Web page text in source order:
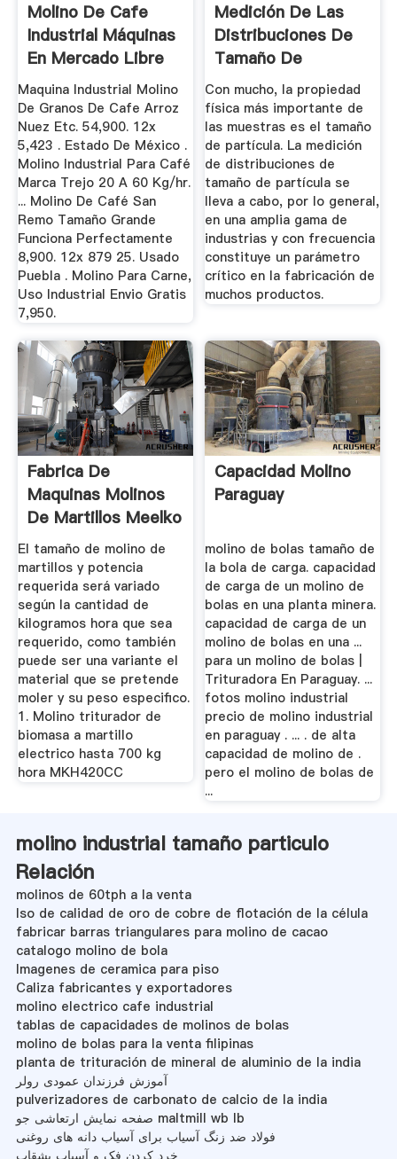
Molino De Cafe
Industrial Máquinas
En Mercado Libre
México
Maquina Industrial Molino
De Granos De Cafe Arroz
Nuez Etc. 54,900. 12x
5,423 . Estado De México .
Molino Industrial Para Café
Marca Trejo 20 A 60 Kg/hr.
... Molino De Café San
Remo Tamaño Grande
Funciona Perfectamente
8,900. 12x 879 25. Usado
Puebla . Molino Para Carne,
Uso Industrial Envio Gratis
7,950.
Medición De Las
Distribuciones De
Tamaño De
Partícula
Con mucho, la propiedad
física más importante de
las muestras es el tamaño
de partícula. La medición
de distribuciones de
tamaño de partícula se
lleva a cabo, por lo general,
en una amplia gama de
industrias y con frecuencia
constituye un parámetro
crítico en la fabricación de
muchos productos.
Fabrica De
Maquinas Molinos
De Martillos Meelko
El tamaño de molino de
martillos y potencia
requerida será variado
según la cantidad de
kilogramos hora que sea
requerido, como también
puede ser una variante el
material que se pretende
moler y su peso especifico.
1. Molino triturador de
biomasa a martillo
electrico hasta 700 kg
hora MKH420CC
Capacidad Molino
Paraguay
molino de bolas tamaño de
la bola de carga. capacidad
de carga de un molino de
bolas en una planta minera.
capacidad de carga de un
molino de bolas en una ...
para un molino de bolas |
Trituradora En Paraguay. ...
fotos molino industrial
precio de molino industrial
en paraguay . ... . de alta
capacidad de molino de .
pero el molino de bolas de
...
molino industrial tamaño particulo
Relación
molinos de 60tph a la venta
Iso de calidad de oro de cobre de flotación de la célula
fabricar barras triangulares para molino de cacao
catalogo molino de bola
Imagenes de ceramica para piso
Caliza fabricantes y exportadores
molino electrico cafe industrial
tablas de capacidades de molinos de bolas
molino de bolas para la venta filipinas
planta de trituración de mineral de aluminio de la india
آموزش فرزندان عمودی رولر
pulverizadores de carbonato de calcio de la india
صفحه نمایش ارتعاشی جو maltmill wb lb
فولاد ضد زنگ آسیاب برای آسیاب دانه های روغنی
خرد کردن فک و آسیاب بشقاب